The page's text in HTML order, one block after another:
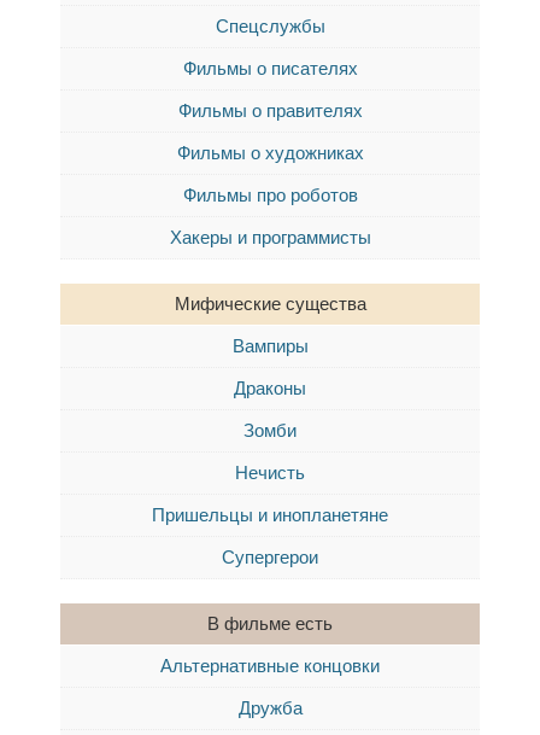
Спецслужбы
Фильмы о писателях
Фильмы о правителях
Фильмы о художниках
Фильмы про роботов
Хакеры и программисты
Мифические существа
Вампиры
Драконы
Зомби
Нечисть
Пришельцы и инопланетяне
Супергерои
В фильме есть
Альтернативные концовки
Дружба